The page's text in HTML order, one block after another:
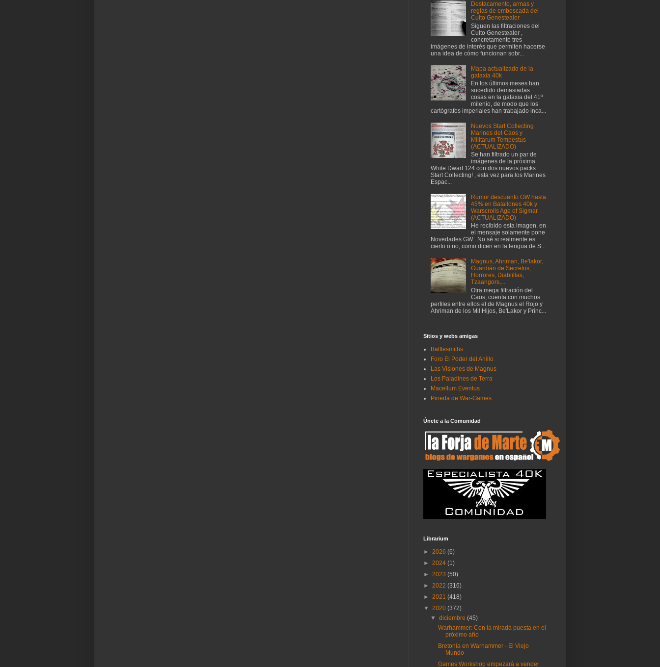
Destacamento, armas y
reglas de emboscada del
Culto Genestealer
Siguen las filtraciones del
Culto Genestealer ,
concretamente tres
imágenes de interés que permiten hacerse
una idea de cómo funcionan sobr...
Mapa actualizado de la
galaxia 40k
En los últimos meses han
sucedido demasiadas
cosas en la galaxia del 41º
milenio, de modo que los
cartógrafos imperiales han trabajado inca...
Nuevos Start Collecting
Marines del Caos y
Militarum Tempestus
(ACTUALIZADO)
Se han filtrado un par de
imágenes de la próxima
White Dwarf 124 con dos nuevos packs
Start Collecting! , esta vez para los Marines
Espac...
Rumor descuento GW hasta
45% en Batallones 40k y
Warscrolls Age of Sigmar
(ACTUALIZADO)
He recibido esta imagen, en
el mensaje solamente pone
Novedades GW . No sé si realmente es
cierto o no, como dicen en la lengua de S...
Magnus, Ahriman, Be'lakor,
Guardián de Secretos,
Horrores, Diablillas,
Tzaangors,...
Otra mega filtración del
Caos, cuenta con muchos
perfiles entre ellos el de Magnus el Rojo y
Ahriman de los Mil Hijos, Be'Lakor y Prínc...
Sitios y webs amigas
Battlesmiths
Foro El Poder del Anillo
Las Visiones de Magnus
Los Paladines de Terra
Macellum Eventus
Pineda de War-Games
Únete a la Comunidad
Librarium
► 2026 (6)
► 2024 (1)
► 2023 (50)
► 2022 (316)
► 2021 (418)
▼ 2020 (372)
▼diciembre(45)
Warhammer: Con la mirada puesta en el
próximo año
Bretonia en Warhammer - El Viejo
Mundo
Games Workshop empezará a vender